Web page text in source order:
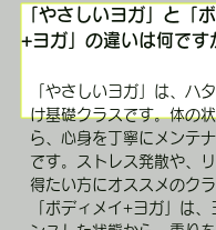
「やさしいヨガ」は、ハ
け基礎クラスです。体の
ら、心身を丁寧にメンテ
です。ストレス発散や、
得たい方にオススメのクラ
「ボディメイ+ヨガ」は
「やさしいヨガ」と「
+ヨガ」の違いは何です